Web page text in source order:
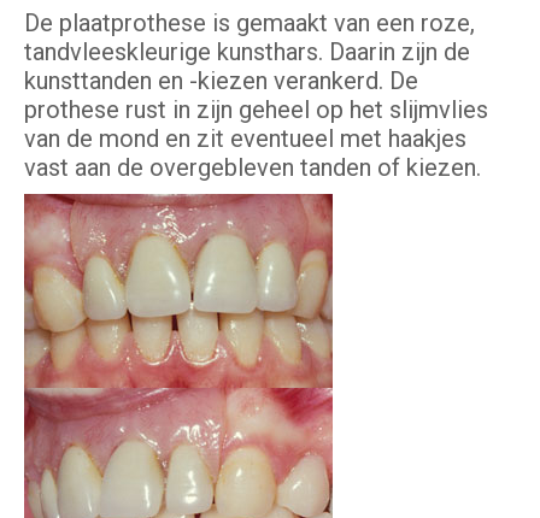
De plaatprothese is gemaakt van een roze,
tandvleeskleurige kunsthars. Daarin zijn de
kunsttanden en -kiezen verankerd. De
prothese rust in zijn geheel op het slijmvlies
van de mond en zit eventueel met haakjes
vast aan de overgebleven tanden of kiezen.